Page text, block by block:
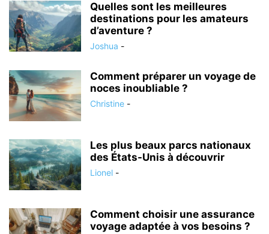
Quelles sont les meilleures
destinations pour les amateurs
d’aventure ?
Joshua -
Comment préparer un voyage de
noces inoubliable ?
Christine -
Les plus beaux parcs nationaux
des États-Unis à découvrir
Lionel -
Comment choisir une assurance
voyage adaptée à vos besoins ?